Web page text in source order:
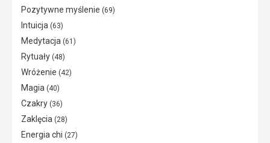
Pozytywne myślenie (69)
Intuicja (63)
Medytacja (61)
Rytuały (48)
Wróżenie (42)
Magia (40)
Czakry (36)
Zaklęcia (28)
Energia chi (27)